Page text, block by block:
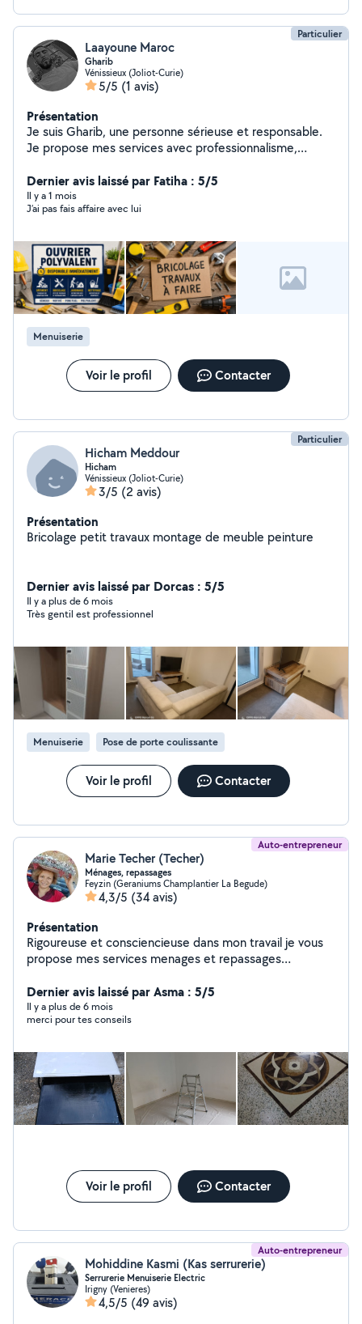
Particulier
Laayoune Maroc
Gharib
Vénissieux (Joliot-Curie)
5/5 (1 avis)
Présentation
Je suis Gharib, une personne sérieuse et responsable.
Je propose mes services avec professionnalisme,
satisfaire les clients en offrant un travail de qualité à un
prix raisonnable. N'hésitez pas à me contacter pour
toute information.
Dernier avis laissé par Fatiha : 5/5
Il y a 1 mois
J’ai pas fais affaire avec lui
Menuiserie
Voir le profil Contacter
Particulier
Hicham Meddour
Hicham
Vénissieux (Joliot-Curie)
3/5 (2 avis)
Présentation
Bricolage petit travaux montage de meuble peinture
Dernier avis laissé par Dorcas : 5/5
Il y a plus de 6 mois
Très gentil est professionnel
Menuiserie Pose de porte coulissante
Voir le profil Contacter
Auto-entrepreneur
Marie Techer (Techer)
Ménages, repassages
Feyzin (Geraniums Champlantier La Begude)
4,3/5 (34 avis)
Présentation
Rigoureuse et consciencieuse dans mon travail je vous
propose mes services menages et repassages
Dernier avis laissé par Asma : 5/5
Il y a plus de 6 mois
merci pour tes conseils
Voir le profil Contacter
Auto-entrepreneur
Mohiddine Kasmi (Kas serrurerie)
Serrurerie Menuiserie Electric
Irigny (Venieres)
4,5/5 (49 avis)